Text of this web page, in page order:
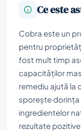
Ce este
Cobra este un
pentru
fost mult timp
capacităților
remediu ajută la
sporește dorința
ingredientelor
rezultate